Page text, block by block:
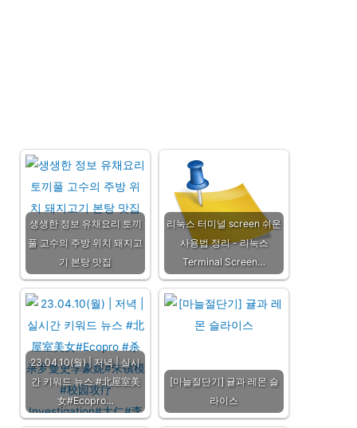
생생한 정보 유채요리 토끼
풀 고수의 주방 위치 돼지고
기 본탕 맛집
리눅스 터미널 screen 쉬운
사용법 정리 - 리눅스
Terminal Screen…
23.04.10(월) | 저녁 | 실시
간 키워드 뉴스 #北屋室美
女#Ecopro…
[마늘절단기] 귤과 레몬 슬
라이스